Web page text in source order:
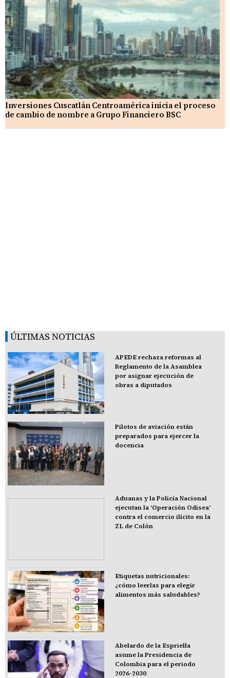
Inversiones Cuscatlán Centroamérica inicia el proceso
de cambio de nombre a Grupo Financiero BSC
ÚLTIMAS NOTICIAS
APEDE rechaza reformas al
Reglamento de la Asamblea
por asignar ejecución de
obras a diputados
Pilotos de aviación están
preparados para ejercer la
docencia
Aduanas y la Policía Nacional
ejecutan la 'Operación Odisea'
contra el comercio ilícito en la
ZL de Colón
Etiquetas nutricionales:
¿cómo leerlas para elegir
alimentos más saludables?
Abelardo de la Espriella
asume la Presidencia de
Colombia para el periodo
2026-2030